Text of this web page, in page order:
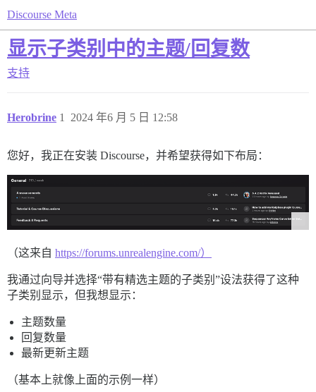
Discourse Meta
显示子类别中的主题/回复数
支持
Herobrine 2024 年6 月 5 日 12:58
1
您好，我正在安装 Discourse，并希望获得如下布局：
（这来自 https://forums.unrealengine.com/）
我通过向导并选择“带有精选主题的子类别”设法获得了这种
子类别显示，但我想显示：
主题数量
回复数量
最新更新主题
（基本上就像上面的示例一样）